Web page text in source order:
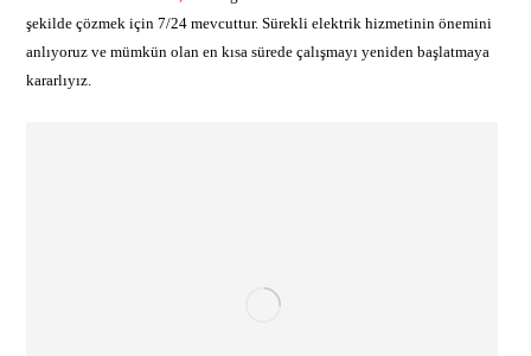
şekilde çözmek için 7/24 mevcuttur. Sürekli elektrik hizmetinin önemini
anlıyoruz ve mümkün olan en kısa sürede çalışmayı yeniden başlatmaya
kararlıyız.